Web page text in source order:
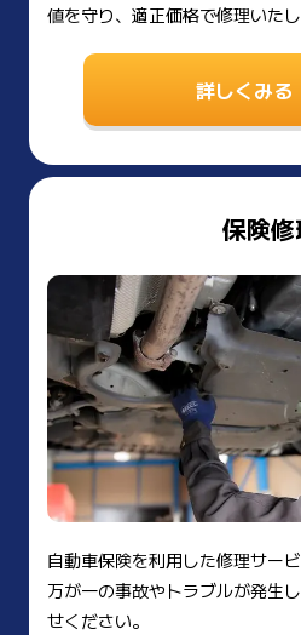
値を守り、適正価格で修理いたし
詳しくみる
保険
自動車保険を利用した修理サー
万が一の事故やトラブルが発生
せください。